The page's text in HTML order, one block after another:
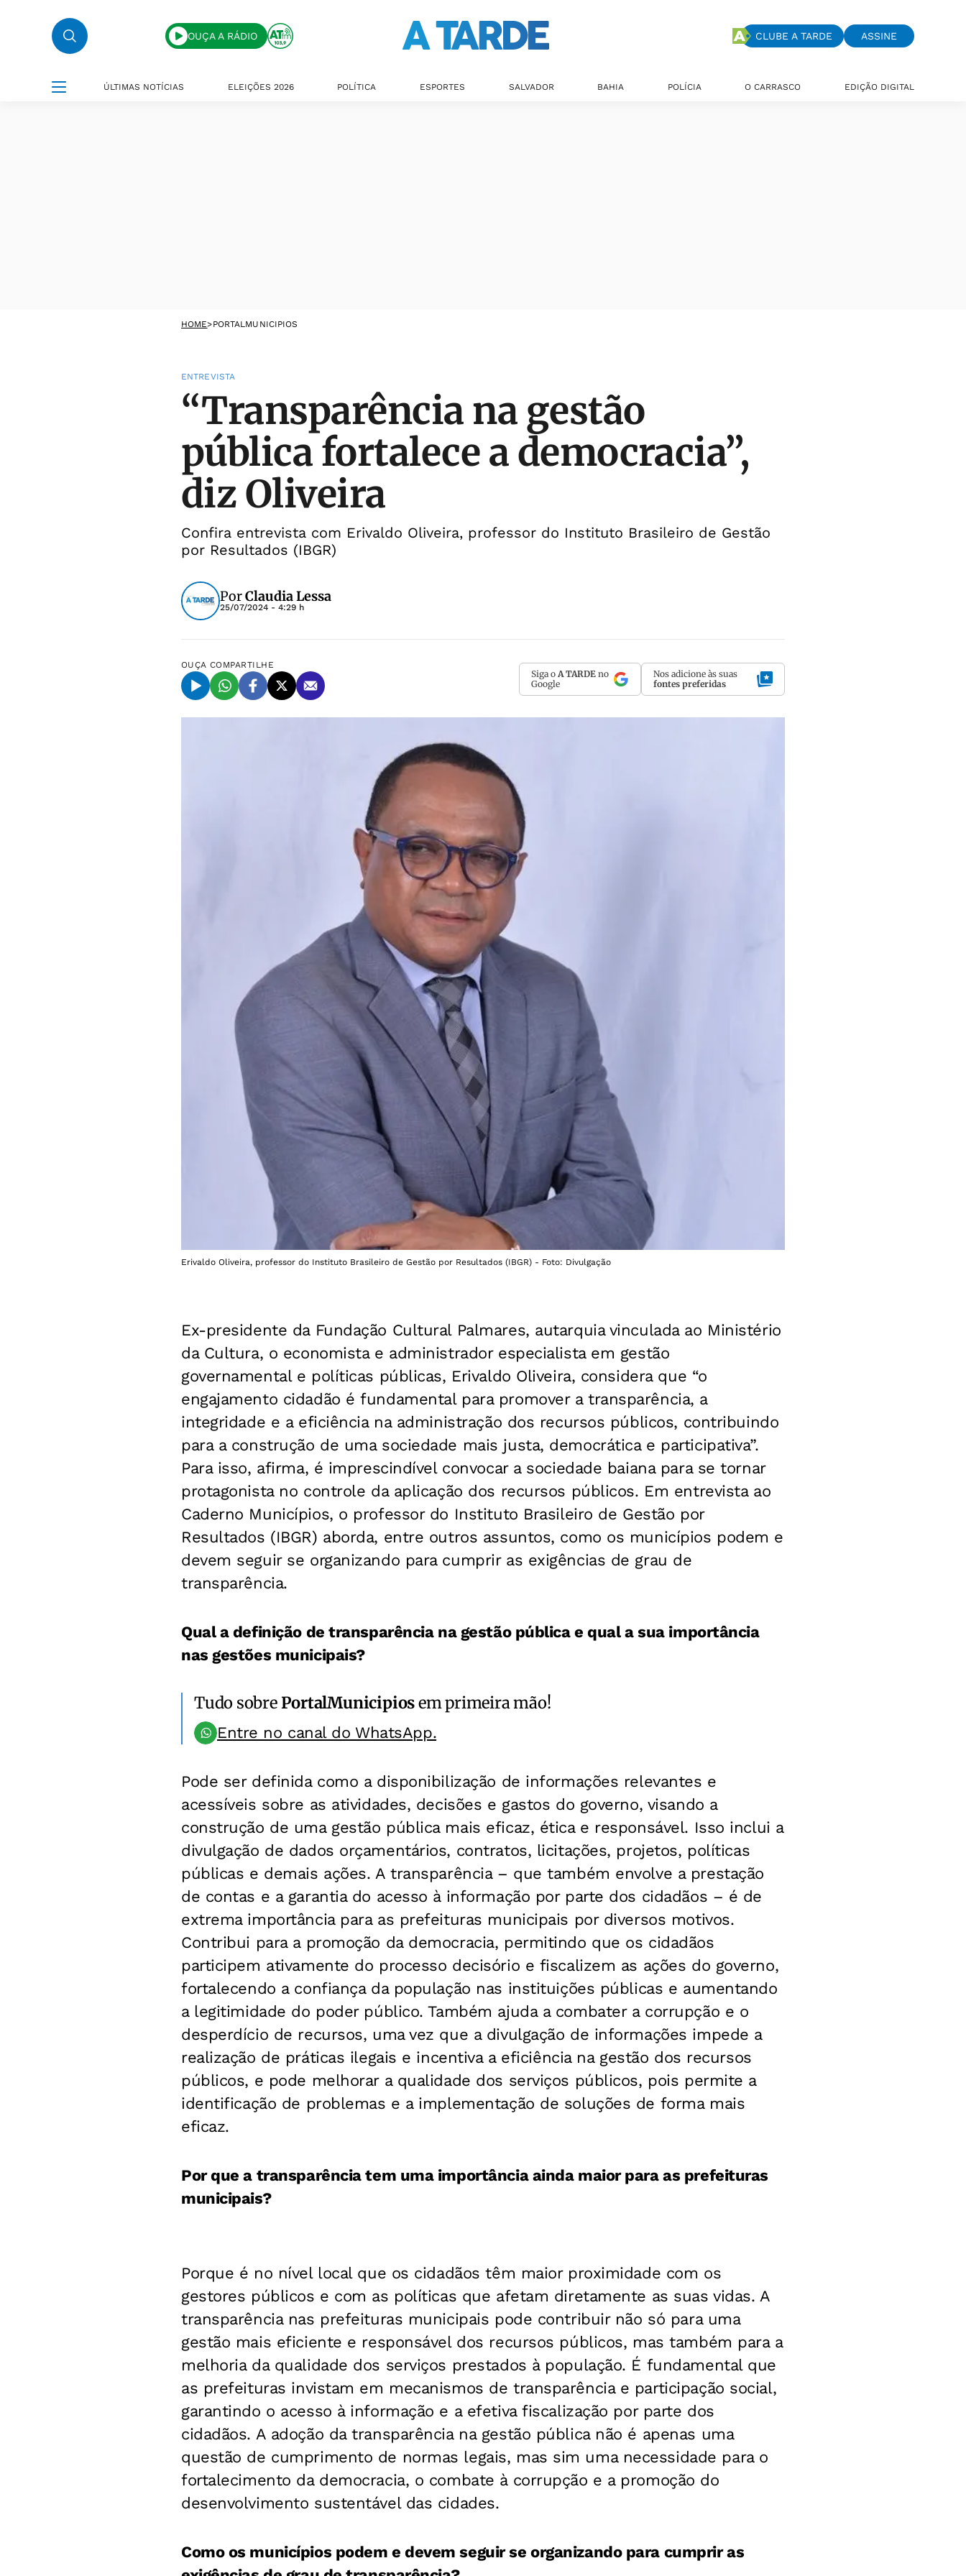
OUÇA A RÁDIO CLUBE A TARDE ASSINE
ÚLTIMAS NOTÍCIAS ELEIÇÕES 2026 POLÍTICA ESPORTES SALVADOR BAHIA POLÍCIA O CARRASCO EDIÇÃO DIGITAL
HOME>PORTALMUNICIPIOS
ENTREVISTA
“Transparência na gestão
pública fortalece a democracia”,
diz Oliveira
Confira entrevista com Erivaldo Oliveira, professor do Instituto Brasileiro de Gestão
por Resultados (IBGR)
PorClaudia Lessa
25/07/2024 - 4:29 h
OUÇA COMPARTILHE
Siga o A TARDE no
Google
Nos adicione às suas
fontes preferidas
Erivaldo Oliveira, professor do Instituto Brasileiro de Gestão por Resultados (IBGR) - Foto: Divulgação
Ex-presidente da Fundação Cultural Palmares, autarquia vinculada ao Ministério
da Cultura, o economista e administrador especialista em gestão
governamental e políticas públicas, Erivaldo Oliveira, considera que “o
engajamento cidadão é fundamental para promover a transparência, a
integridade e a eficiência na administração dos recursos públicos, contribuindo
para a construção de uma sociedade mais justa, democrática e participativa”.
Para isso, afirma, é imprescindível convocar a sociedade baiana para se tornar
protagonista no controle da aplicação dos recursos públicos. Em entrevista ao
Caderno Municípios, o professor do Instituto Brasileiro de Gestão por
Resultados (IBGR) aborda, entre outros assuntos, como os municípios podem e
devem seguir se organizando para cumprir as exigências de grau de
transparência.
Qual a definição de transparência na gestão pública e qual a sua importância
nas gestões municipais?
Tudo sobre PortalMunicipiosem primeira mão!
Entre no canal do WhatsApp.
Pode ser definida como a disponibilização de informações relevantes e
acessíveis sobre as atividades, decisões e gastos do governo, visando a
construção de uma gestão pública mais eficaz, ética e responsável. Isso inclui a
divulgação de dados orçamentários, contratos, licitações, projetos, políticas
públicas e demais ações. A transparência – que também envolve a prestação
de contas e a garantia do acesso à informação por parte dos cidadãos – é de
extrema importância para as prefeituras municipais por diversos motivos.
Contribui para a promoção da democracia, permitindo que os cidadãos
participem ativamente do processo decisório e fiscalizem as ações do governo,
fortalecendo a confiança da população nas instituições públicas e aumentando
a legitimidade do poder público. Também ajuda a combater a corrupção e o
desperdício de recursos, uma vez que a divulgação de informações impede a
realização de práticas ilegais e incentiva a eficiência na gestão dos recursos
públicos, e pode melhorar a qualidade dos serviços públicos, pois permite a
identificação de problemas e a implementação de soluções de forma mais
eficaz.
Por que a transparência tem uma importância ainda maior para as prefeituras
municipais?
Porque é no nível local que os cidadãos têm maior proximidade com os
gestores públicos e com as políticas que afetam diretamente as suas vidas. A
transparência nas prefeituras municipais pode contribuir não só para uma
gestão mais eficiente e responsável dos recursos públicos, mas também para a
melhoria da qualidade dos serviços prestados à população. É fundamental que
as prefeituras invistam em mecanismos de transparência e participação social,
garantindo o acesso à informação e a efetiva fiscalização por parte dos
cidadãos. A adoção da transparência na gestão pública não é apenas uma
questão de cumprimento de normas legais, mas sim uma necessidade para o
fortalecimento da democracia, o combate à corrupção e a promoção do
desenvolvimento sustentável das cidades.
Como os municípios podem e devem seguir se organizando para cumprir as